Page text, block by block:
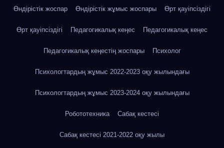
Өндірістік жоспар Өндірістік жұмыс жоспары Өрт қауіпсіздігі
Өрт қауіпсіздігі Педагогикалық кеңес Педагогикалық кеңес
Педагогикалық кеңестің жоспары Психолог
Психологтардың жұмыс 2022-2023 оқу жылындағы
Психологтардың жұмыс 2023-2024 оқу жылындағы
Робототехника Сабақ кестесі
Сабақ кестесі 2021-2022 оқу жылы